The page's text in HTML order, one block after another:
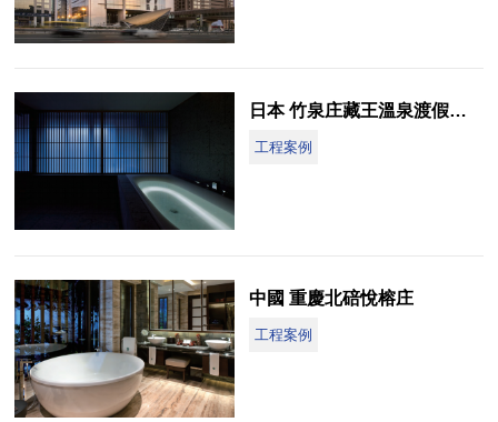
日本 竹泉庄藏王溫泉渡假酒店
工程案例
中國 重慶北碚悅榕庄
工程案例